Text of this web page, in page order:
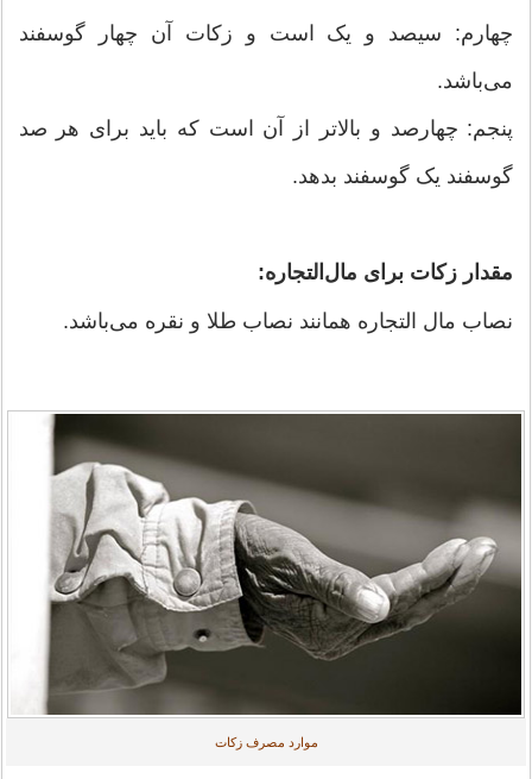
چهارم: سیصد و یک است و زكات آن چهار گوسفند
می‌باشد.
پنجم: چهارصد و بالاتر از آن است كه باید برای هر صد
گوسفند یک گوسفند بدهد.
مقدار زکات برای مال‌التجاره:
نصاب مال التجاره همانند نصاب طلا و نقره می‌باشد.
موارد مصرف زکات